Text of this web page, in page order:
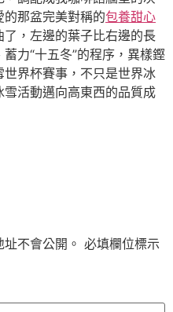
那盆完美對稱的包養甜心
，左邊的葉子比右邊的長
力“十五冬”的程序，異樣鏗
界杯賽事，不只是世界冰
活動邁向高東西的品質成
不會公開。 必填欄位標示